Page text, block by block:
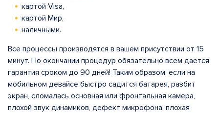
картой Visa,
картой Мир,
наличными.
Все процессы производятся в вашем присутствии от 15
минут. По окончании процедур обязательно всем дается
гарантия сроком до 90 дней! Таким образом, если на
мобильном девайсе быстро садится батарея, разбит
экран, сломалась основная или фронтальная камера,
плохой звук динамиков, дефект микрофона, плохая